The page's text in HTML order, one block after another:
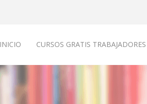
INICIO CURSOS GRATIS TRABAJADORES